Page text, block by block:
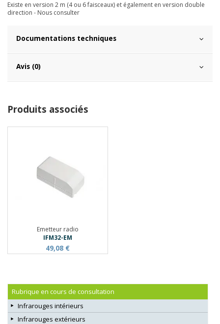
Existe en version 2 m (4 ou 6 faisceaux) et également en version double
direction - Nous consulter
Documentations techniques
Avis (0)
Produits associés
Emetteur radio
IFM32-EM
49,08 €
Rubrique en cours de consultation
Infrarouges intérieurs
Infrarouges extérieurs